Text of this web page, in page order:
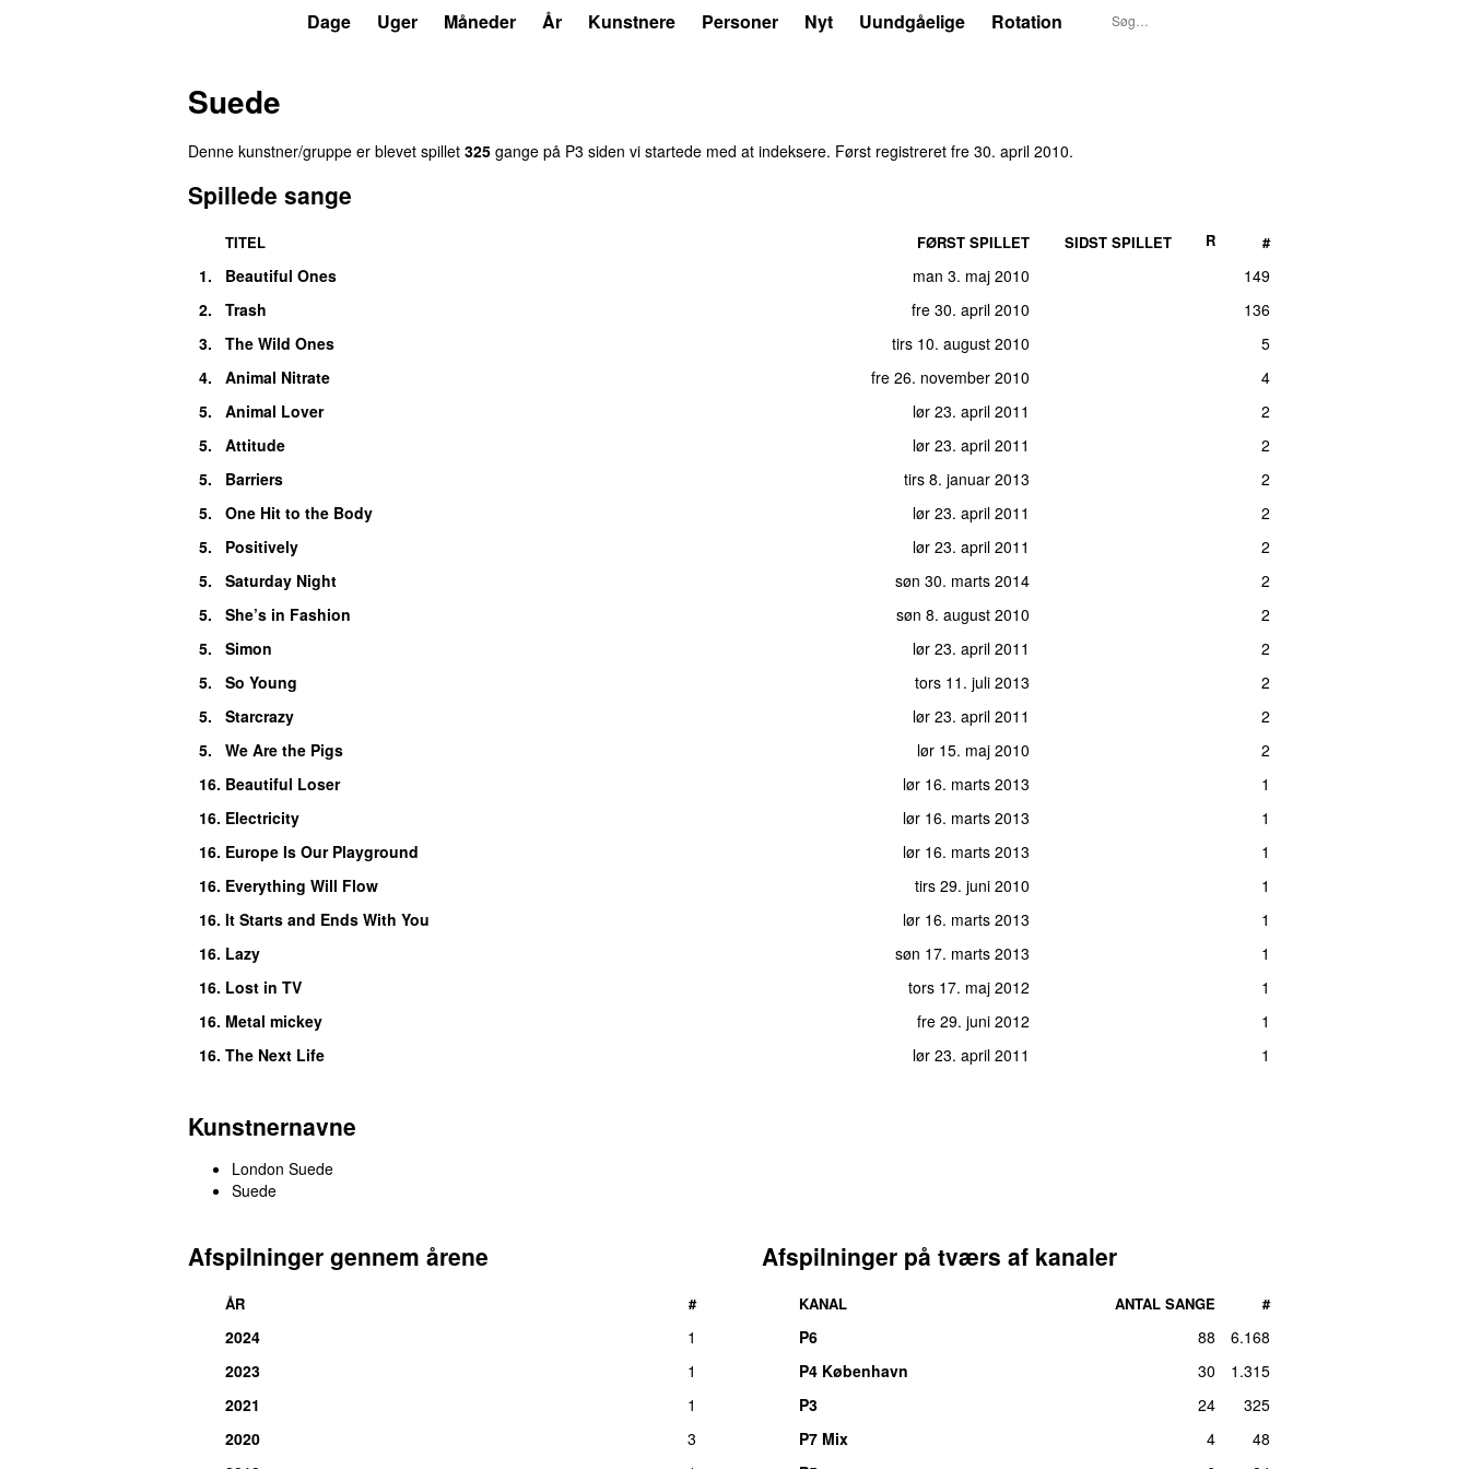
Dage Uger Måneder År Kunstnere Personer Nyt Uundgåelige Rotation
Suede
Denne kunstner/gruppe er blevet spillet 325 gange på P3 siden vi startede med at indeksere. Først registreret fre 30. april 2010.
Spillede sange
TITEL FØRST SPILLET SIDST SPILLET R #
1. Beautiful Ones man 3. maj 2010
149
2.
Trash fre 30. april 2010
136
3.
The Wild Ones tirs 10. august 2010
5
4.
Animal Nitrate fre 26. november 2010
4
5.
Animal Lover lør 23. april 2011
2
5.
Attitude lør 23. april 2011
2
5.
Barriers tirs 8. januar 2013
2
5.
One Hit to the Body lør 23. april 2011
2
5.
Positively lør 23. april 2011
2
5.
Saturday Night søn 30. marts 2014
2
5.
She’s in Fashion søn 8. august 2010
2
5.
Simon lør 23. april 2011
2
5.
So Young tors 11. juli 2013
2
5.
Starcrazy lør 23. april 2011
2
5.
We Are the Pigs lør 15. maj 2010
2
16. Beautiful Loser lør 16. marts 2013
1
16. Electricity lør 16. marts 2013
1
16. Europe Is Our Playground lør 16. marts 2013
1
16. Everything Will Flow tirs 29. juni 2010
1
16. It Starts and Ends With You lør 16. marts 2013
1
16. Lazy søn 17. marts 2013
1
16. Lost in TV tors 17. maj 2012
1
16. Metal mickey fre 29. juni 2012
1
16. The Next Life lør 23. april 2011 1
Kunstnernavne
London Suede
Suede
Afspilninger gennem årene
ÅR #
2024
1
2023
1
2021
1
2020
3
Afspilninger på tværs af kanaler
KANAL ANTAL SANGE #
P6 88
6.168
P4 København
30
1.315
P3
24
325
P7 Mix
4
48